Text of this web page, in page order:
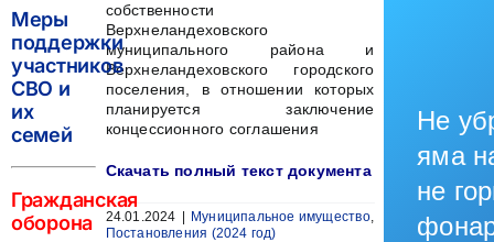
собственности
Верхнеландеховского
муниципального района и
Верхнеландеховского городского
поселения, в отношении которых
планируется заключение
концессионного соглашения
Скачать полный текст документа
24.01.2024 Муниципальное имущество,
Постановления (2024 год)
Меры
поддержки
участников
СВО и
их
семей
Гражданская
оборона
Не
яма
не